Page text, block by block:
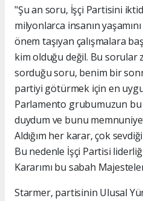
"Şu an soru, İşçi Partisini
milyonlarca insanın
önem taşıyan çalışmalara
kim olduğu değil. Bu sorular
sorduğu soru, benim bir
partiyi götürmek için en
Parlamento grubumuzun bu
duydum ve bunu
Aldığım her karar, çok
Bu nedenle İşçi Partisi
Kararımı bu sabah
Starmer, partisinin Ulusal